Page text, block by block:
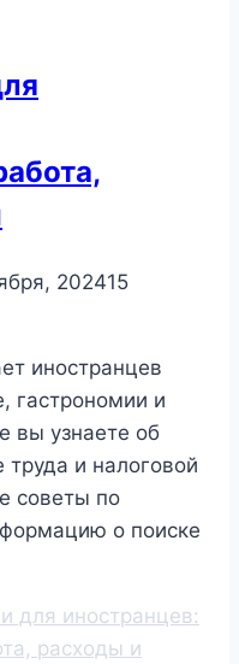
202415
иностранцев
гастрономии и
вы узнаете об
труда и налоговой
советы по
о поиске
для иностранцев:
расходы и